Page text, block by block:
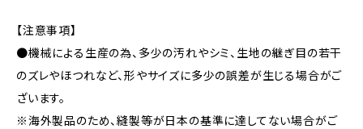
【注意事項】
●機械による生産の為、多少の汚れやシミ、生地の継ぎ目の若干
のズレやほつれなど、形やサイズに多少の誤差が生じる場合がご
ざいます。
※海外製品のため、縫製等が日本の基準に達してない場合がご